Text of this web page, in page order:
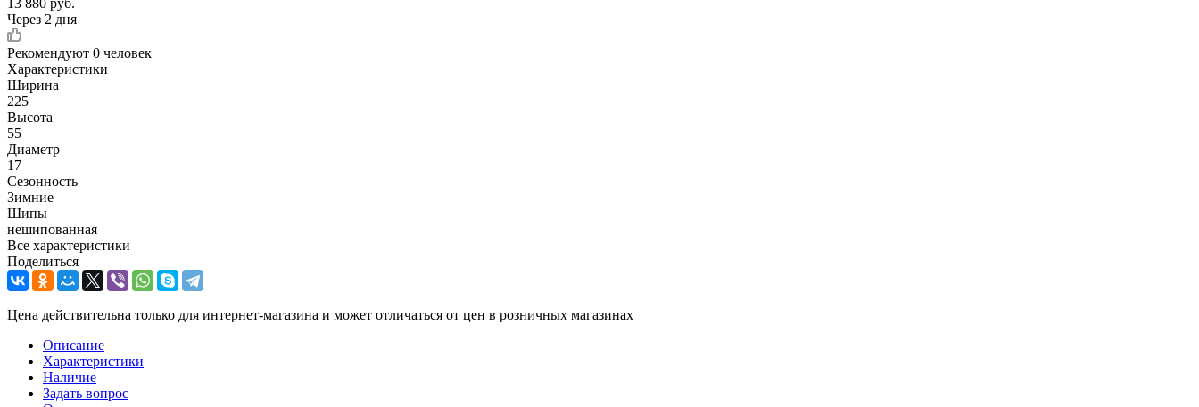
Через 2 дня
Рекомендуют 0 человек
Характеристики
Ширина
225
Высота
55
Диаметр
17
Сезонность
Зимние
Шипы
нешипованная
Все характеристики
Поделиться
Цена действительна только для интернет-магазина и может отличаться от цен в розничных магазинах
Описание
Характеристики
Наличие
Задать вопрос